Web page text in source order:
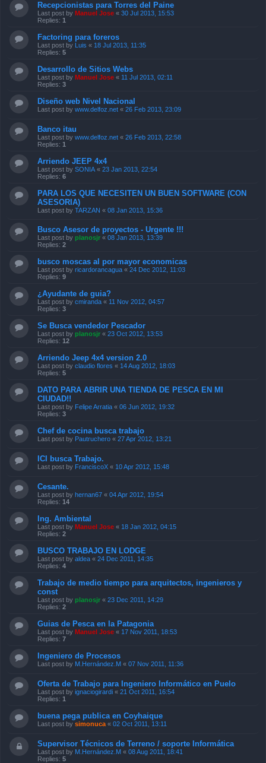
Recepcionistas para Torres del Paine
Last post by Manuel Jose « 30 Jul 2013, 15:53
Replies: 1
Factoring para foreros
Last post by Luis « 18 Jul 2013, 11:35
Replies: 5
Desarrollo de Sitios Webs
Last post by Manuel Jose « 11 Jul 2013, 02:11
Replies: 3
Diseño web Nivel Nacional
Last post by www.delfoz.net « 26 Feb 2013, 23:09
Banco itau
Last post by www.delfoz.net « 26 Feb 2013, 22:58
Replies: 1
Arriendo JEEP 4x4
Last post by SONIA « 23 Jan 2013, 22:54
Replies: 6
PARA LOS QUE NECESITEN UN BUEN SOFTWARE (CON
ASESORIA)
Last post by TARZAN « 08 Jan 2013, 15:36
Busco Asesor de proyectos - Urgente !!!
Last post by planosjr « 08 Jan 2013, 13:39
Replies: 2
busco moscas al por mayor economicas
Last post by ricardorancagua « 24 Dec 2012, 11:03
Replies: 9
¿Ayudante de guia?
Last post by cmiranda « 11 Nov 2012, 04:57
Replies: 3
Se Busca vendedor Pescador
Last post by planosjr « 23 Oct 2012, 13:53
Replies: 12
Arriendo Jeep 4x4 version 2.0
Last post by claudio flores « 14 Aug 2012, 18:03
Replies: 5
DATO PARA ABRIR UNA TIENDA DE PESCA EN MI
CIUDAD!!
Last post by Felipe Arratia « 06 Jun 2012, 19:32
Replies: 3
Chef de cocina busca trabajo
Last post by Pautruchero « 27 Apr 2012, 13:21
ICI busca Trabajo.
Last post by FranciscoX « 10 Apr 2012, 15:48
Cesante.
Last post by hernan67 « 04 Apr 2012, 19:54
Replies: 14
Ing. Ambiental
Last post by Manuel Jose « 18 Jan 2012, 04:15
Replies: 2
BUSCO TRABAJO EN LODGE
Last post by aldea « 24 Dec 2011, 14:35
Replies: 4
Trabajo de medio tiempo para arquitectos, ingenieros y
const
Last post by planosjr « 23 Dec 2011, 14:29
Replies: 2
Guias de Pesca en la Patagonia
Last post by Manuel Jose « 17 Nov 2011, 18:53
Replies: 7
Ingeniero de Procesos
Last post by M.Hernández.M « 07 Nov 2011, 11:36
Oferta de Trabajo para Ingeniero Informático en Puelo
Last post by ignaciogirardi « 21 Oct 2011, 16:54
Replies: 1
buena pega publica en Coyhaique
Last post by simonuca « 02 Oct 2011, 13:11
Supervisor Técnicos de Terreno / soporte Informática
Last post by M.Hernández.M « 08 Aug 2011, 18:41
Replies: 5